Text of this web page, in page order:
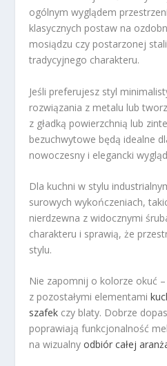
ogólnym wyglądem
klasycznych postaw na
mosiądzu czy postarzonej
tradycyjnego charakteru.
Jeśli preferujesz styl
rozwiązania z metalu lub
z gładką powierzchnią lub
bezuchwytowe będą idealne
nowoczesny i elegancki
Dla kuchni w stylu
surowych wykończeniach,
nierdzewna z widocznymi
charakteru i sprawią, że
stylu.
Nie zapomnij o kolorze okuć
z pozostałymi elementami
szafek czy blaty. Dobrze
poprawiają funkcjonalność
na wizualnyodbiór całej